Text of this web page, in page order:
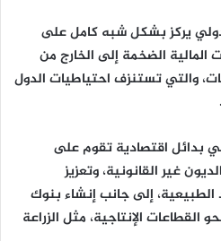
يركز بشكل شبه كامل على
المالية الضخمة إلى الخارج من
والتي تستنزف احتياطيات الدول
بدائل اقتصادية تقوم على
غير القانونية، وتعزيز
الطبيعية، إلى جانب إنشاء بنوك
القطاعات الإنتاجية، مثل الزراعة